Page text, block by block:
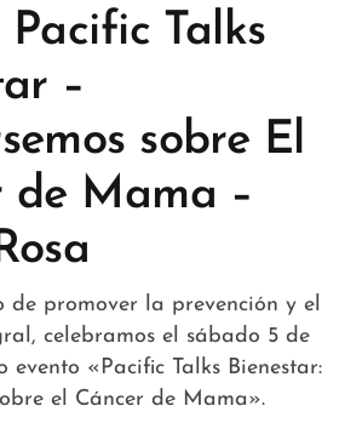
Tiendas y Conveniencia
Servicios y Amenidades
Noticias
Contacto
Pacific Talks
–
sobre El
de Mama –
de promover la prevención y el
celebramos el sábado 5 de
evento «Pacific Talks Bienestar:
el Cáncer de Mama».